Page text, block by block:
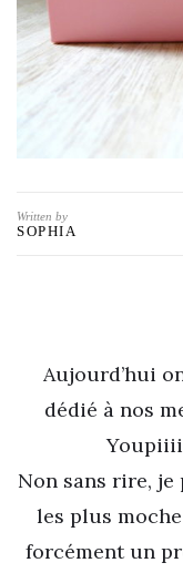
Written by
SOPHIA
Aujourd’hui
dédié à nos
Non sans rire, je
les plus
forcément un